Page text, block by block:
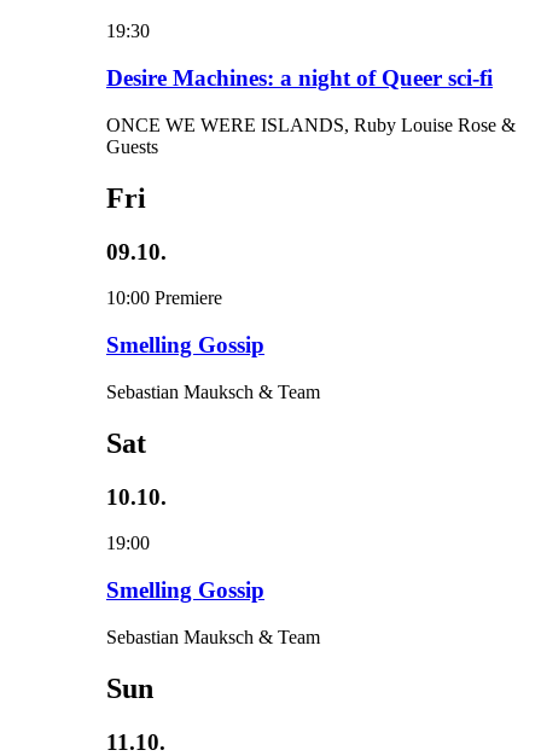
19:30
Desire Machines: a night of Queer sci-fi
ONCE WE WERE ISLANDS, Ruby Louise Rose &
Guests
Fri
09.10.
10:00 Premiere
Smelling Gossip
Sebastian Mauksch & Team
Sat
10.10.
19:00
Smelling Gossip
Sebastian Mauksch & Team
Sun
11.10.